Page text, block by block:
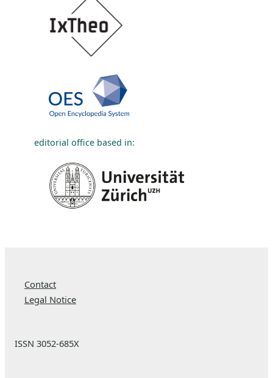
editorial office based in:
Contact
Legal Notice
ISSN 3052-685X